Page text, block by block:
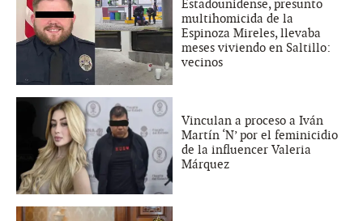
Estadounidense, presunto
multihomicida de la
Espinoza Mireles, llevaba
meses viviendo en Saltillo:
vecinos
Vinculan a proceso a Iván
Martín ‘N’ por el feminicidio
de la influencer Valeria
Márquez